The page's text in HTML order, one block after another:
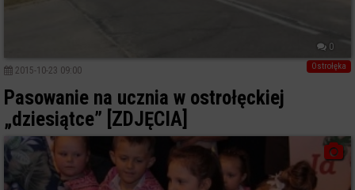
0
Ostrołęka
2015-10-23 09:00
Pasowanie na ucznia w ostrołęckiej
„dziesiątce” [ZDJĘCIA]